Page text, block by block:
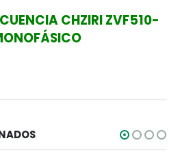
CHZIRI ZVF510-